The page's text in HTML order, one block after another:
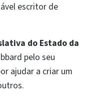
escritor de
do Estado da
pelo seu
ajudar a criar um